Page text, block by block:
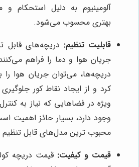
آلومینیوم به دلیل استحکام و
بهتری محسوب می‌شود.
قابلیت تنظیم: دریچه‌های قابل
جریان هوا و دما را فراهم
دریچه‌ها، می‌توان جریان هوا
کرد و از ایجاد نقاط کور
ویژه در فضاهایی که نیاز به
وجود دارد، بسیار حائز اهمیت
محبوب ترین مدل‌های قابل
قیمت و کیفیت: قیمت دریچه